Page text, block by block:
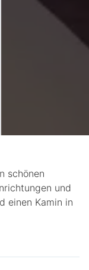
schönen
und
einen Kamin in